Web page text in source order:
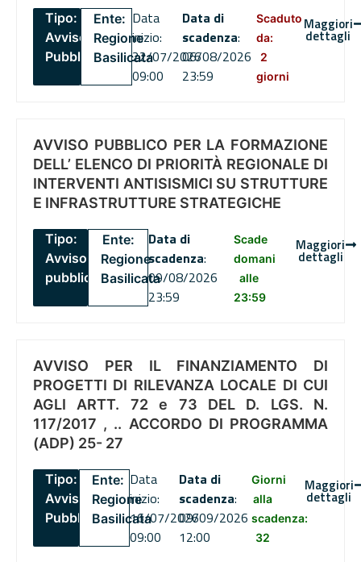
Tipo:
Avviso
Pubblico
Ente:
Regione
Basilicata
Data
inizio:
22/07/2026
09:00
Data di
scadenza:
06/08/2026
23:59
Scaduto
da:
2
giorni
Maggiori
dettagli
AVVISO PUBBLICO PER LA FORMAZIONE
DELL’ ELENCO DI PRIORITÀ REGIONALE DI
INTERVENTI ANTISISMICI SU STRUTTURE
E INFRASTRUTTURE STRATEGICHE
Tipo:
Avviso
pubblico
Ente:
Regione
Basilicata
Data di
scadenza:
09/08/2026
23:59
Scade
domani
alle
23:59
Maggiori
dettagli
AVVISO PER IL FINANZIAMENTO DI
PROGETTI DI RILEVANZA LOCALE DI CUI
AGLI ARTT. 72 e 73 DEL D. LGS. N.
117/2017 , .. ACCORDO DI PROGRAMMA
(ADP) 25- 27
Tipo:
Avviso
Pubblico
Ente:
Regione
Basilicata
Data
inizio:
16/07/2026
09:00
Data di
scadenza:
09/09/2026
12:00
Giorni
alla
scadenza:
32
Maggiori
dettagli